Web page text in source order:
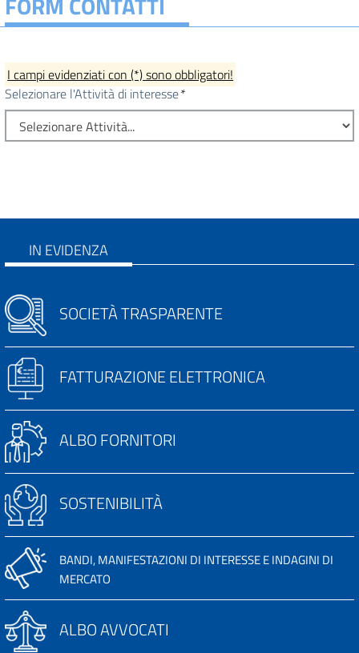
I campi evidenziati con (*) sono obbligatori!
Selezionare l'Attività di interesse*
IN EVIDENZA
SOCIETÀ TRASPARENTE
FATTURAZIONE ELETTRONICA
ALBO FORNITORI
SOSTENIBILITÀ
BANDI, MANIFESTAZIONI DI INTERESSE E INDAGINI DI
MERCATO
ALBO AVVOCATI